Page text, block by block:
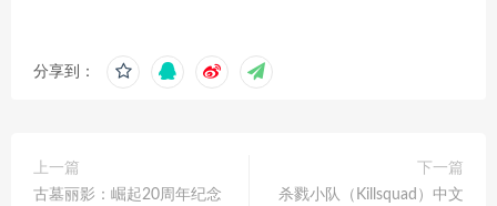
分享到：
上一篇
古墓丽影：崛起20周年纪念
下一篇
杀戮小队（Killsquad）中文